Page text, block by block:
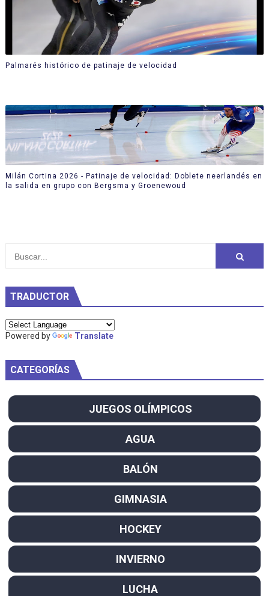
Palmarés histórico de patinaje de velocidad
Milán Cortina 2026 - Patinaje de velocidad: Doblete neerlandés en
la salida en grupo con Bergsma y Groenewoud
TRADUCTOR
Powered by Translate
CATEGORÍAS
JUEGOS OLÍMPICOS
AGUA
BALÓN
GIMNASIA
HOCKEY
INVIERNO
LUCHA